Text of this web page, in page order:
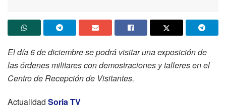
El día 6 de diciembre se podrá visitar una exposición de
las órdenes militares con demostraciones y talleres en el
Centro de Recepción de Visitantes.
Actualidad Soria TV